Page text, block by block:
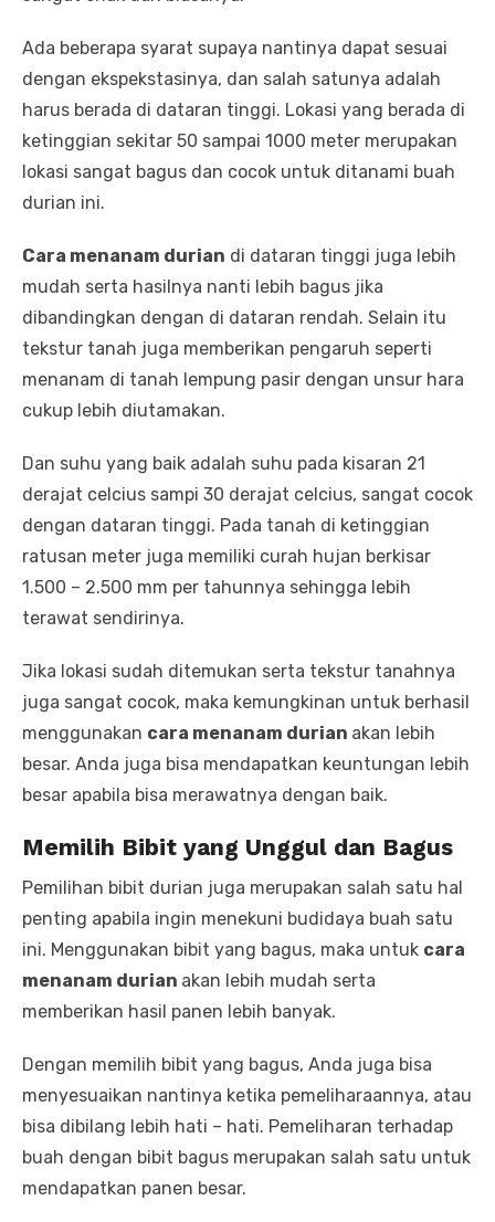
Ada beberapa syarat supaya nantinya dapat sesuai
dengan ekspekstasinya, dan salah satunya adalah
harus berada di dataran tinggi. Lokasi yang berada di
ketinggian sekitar 50 sampai 1000 meter merupakan
lokasi sangat bagus dan cocok untuk ditanami buah
durian ini.
Cara menanam durian di dataran tinggi juga lebih
mudah serta hasilnya nanti lebih bagus jika
dibandingkan dengan di dataran rendah. Selain itu
tekstur tanah juga memberikan pengaruh seperti
menanam di tanah lempung pasir dengan unsur hara
cukup lebih diutamakan.
Dan suhu yang baik adalah suhu pada kisaran 21
derajat celcius sampi 30 derajat celcius, sangat cocok
dengan dataran tinggi. Pada tanah di ketinggian
ratusan meter juga memiliki curah hujan berkisar
1.500 – 2.500 mm per tahunnya sehingga lebih
terawat sendirinya.
Jika lokasi sudah ditemukan serta tekstur tanahnya
juga sangat cocok, maka kemungkinan untuk berhasil
menggunakan cara menanam durian akan lebih
besar. Anda juga bisa mendapatkan keuntungan lebih
besar apabila bisa merawatnya dengan baik.
Memilih Bibit yang Unggul dan Bagus
Pemilihan bibit durian juga merupakan salah satu hal
penting apabila ingin menekuni budidaya buah satu
ini. Menggunakan bibit yang bagus, maka untuk cara
menanam durian akan lebih mudah serta
memberikan hasil panen lebih banyak.
Dengan memilih bibit yang bagus, Anda juga bisa
menyesuaikan nantinya ketika pemeliharaannya, atau
bisa dibilang lebih hati – hati. Pemeliharan terhadap
buah dengan bibit bagus merupakan salah satu untuk
mendapatkan panen besar.